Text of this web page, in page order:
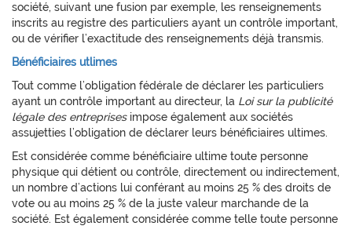
société, suivant une fusion par exemple, les renseignements
inscrits au registre des particuliers ayant un contrôle important,
ou de vérifier l’exactitude des renseignements déjà transmis.
Bénéficiaires utlimes
Tout comme l’obligation fédérale de déclarer les particuliers
ayant un contrôle important au directeur, la Loi sur la publicité
légale des entreprisesimpose également aux sociétés
assujetties l’obligation de déclarer leurs bénéficiaires ultimes.
Est considérée comme bénéficiaire ultime toute personne
physique qui détient ou contrôle, directement ou indirectement,
un nombre d’actions lui conférant au moins 25 % des droits de
vote ou au moins 25 % de la juste valeur marchande de la
société. Est également considérée comme telle toute personne